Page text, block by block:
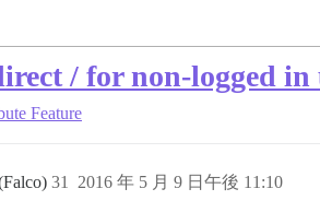
/ for non-logged in
Feature
2016 年 5 月 9 日午後 11:10
31